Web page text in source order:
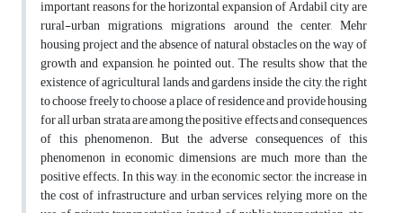
important reasons for the horizontal expansion of Ardabil city are
rural-urban migrations, migrations around the center, Mehr
housing project and the absence of natural obstacles on the way of
growth and expansion, he pointed out. The results show that the
existence of agricultural lands and gardens inside the city, the right
to choose freely to choose a place of residence and provide housing
for all urban strata are among the positive effects and consequences
of this phenomenon. But the adverse consequences of this
phenomenon in economic dimensions are much more than the
positive effects. In this way, in the economic sector, the increase in
the cost of infrastructure and urban services, relying more on the